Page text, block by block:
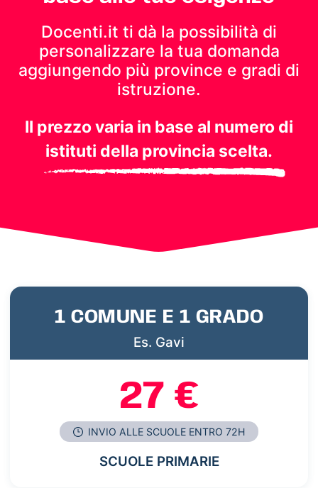
Docenti.it ti dà la possibilità di
personalizzare la tua domanda
aggiungendo più province e gradi di
istruzione.
Il prezzo varia in base al numero di
istituti della provincia scelta.
1 COMUNE E 1 GRADO
Es. Gavi
27 €
INVIO ALLE SCUOLE ENTRO 72H
SCUOLE PRIMARIE